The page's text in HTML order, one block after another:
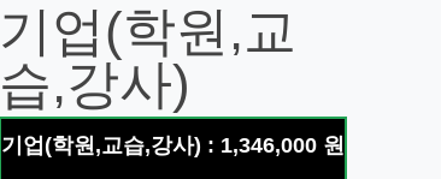
기업(학원,교
습,강사)
기업(학원,교습,강사) : 1,346,000 원